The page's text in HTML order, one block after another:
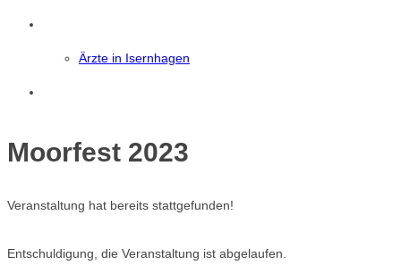
Ärzte in Isernhagen
Moorfest 2023
Veranstaltung hat bereits stattgefunden!
Entschuldigung, die Veranstaltung ist abgelaufen.